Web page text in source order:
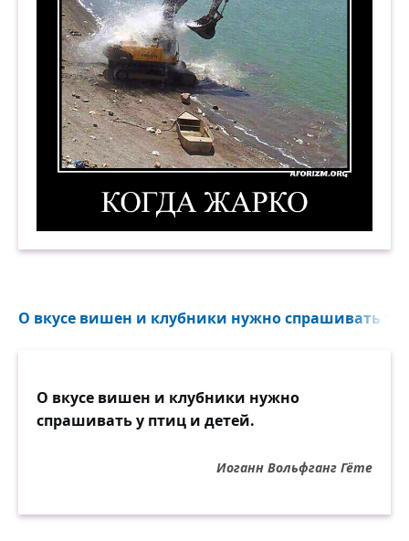
Когда жарко. Демотиватор
О вкусе вишен и клубники нужно спрашивать у
О вкусе вишен и клубники нужно
спрашивать у птиц и детей.
Иоганн Вольфганг Гёте